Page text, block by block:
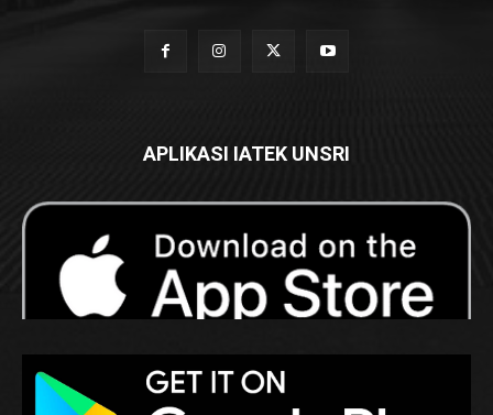
APLIKASI IATEK UNSRI